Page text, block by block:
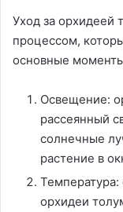
Уход за орхидеей
процессом,
основные
Освещение:
рассеянный
солнечные
растение в
Температура:
орхидеи